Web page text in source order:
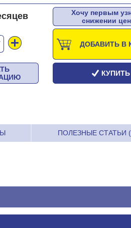
Хочу первым
снижении
ДОБАВИТЬ В
КУПИТЬ
ПОЛЕЗНЫЕ СТАТЬИ